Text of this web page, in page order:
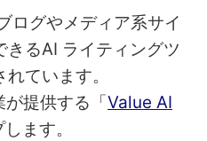
ログやメディア系サイ
きるAI ライティングツ
ています。
提供する「Value AI
ます。